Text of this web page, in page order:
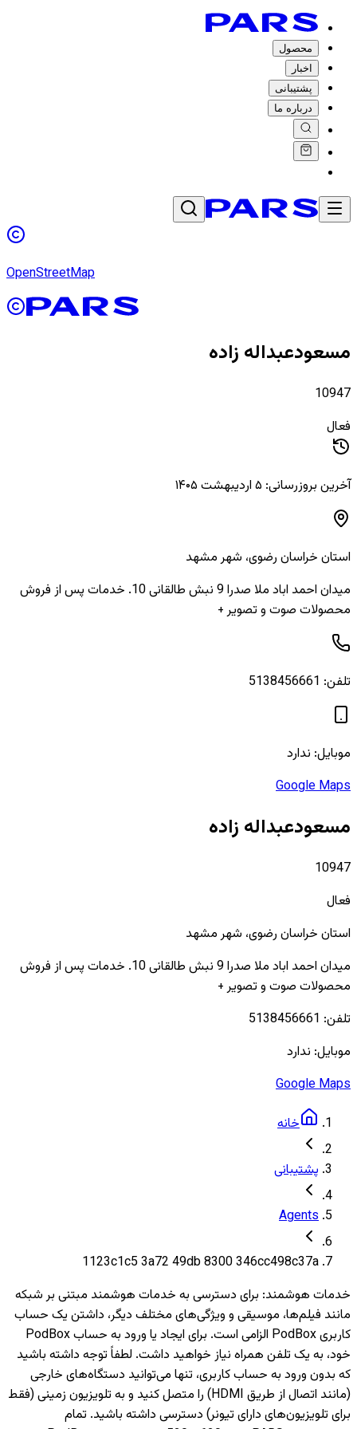
محصول
اخبار
پشتیبانی
درباره ما
OpenStreetMap
مسعودعبداله زاده
10947
فعال
آخرین بروزرسانی: ۵ اردیبهشت ۱۴۰۵
استان خراسان رضوی، شهرمشهد
میدان احمد اباد ملا صدرا 9 نبش طالقانی 10. خدمات پس از فروش
محصولات صوت و تصویر +
تلفن: 5138456661
موبایل: ندارد
Google Maps
مسعودعبداله زاده
10947
فعال
استان خراسان رضوی، شهرمشهد
میدان احمد اباد ملا صدرا 9 نبش طالقانی 10. خدمات پس از فروش
محصولات صوت و تصویر +
تلفن: 5138456661
موبایل: ندارد
Google Maps
خانه
پشتیبانی
Agents
1123c1c5 3a72 49db 8300 346cc498c37a
خدمات هوشمند: برای دسترسی به خدمات هوشمند مبتنی بر شبکه
مانند فیلم‌ها، موسیقی و ویژگی‌های مختلف دیگر، داشتن یک حساب
کاربری PodBox الزامی است. برای ایجاد یا ورود به حساب PodBox
خود، به یک تلفن همراه نیاز خواهید داشت. لطفاً توجه داشته باشید
که بدون ورود به حساب کاربری، تنها می‌توانید دستگاه‌های خارجی
(مانند اتصال از طریق HDMI) را متصل کنید و به تلویزیون‌ زمینی (فقط
برای تلویزیون‌های دارای تیونر) دسترسی داشته باشید. تمام